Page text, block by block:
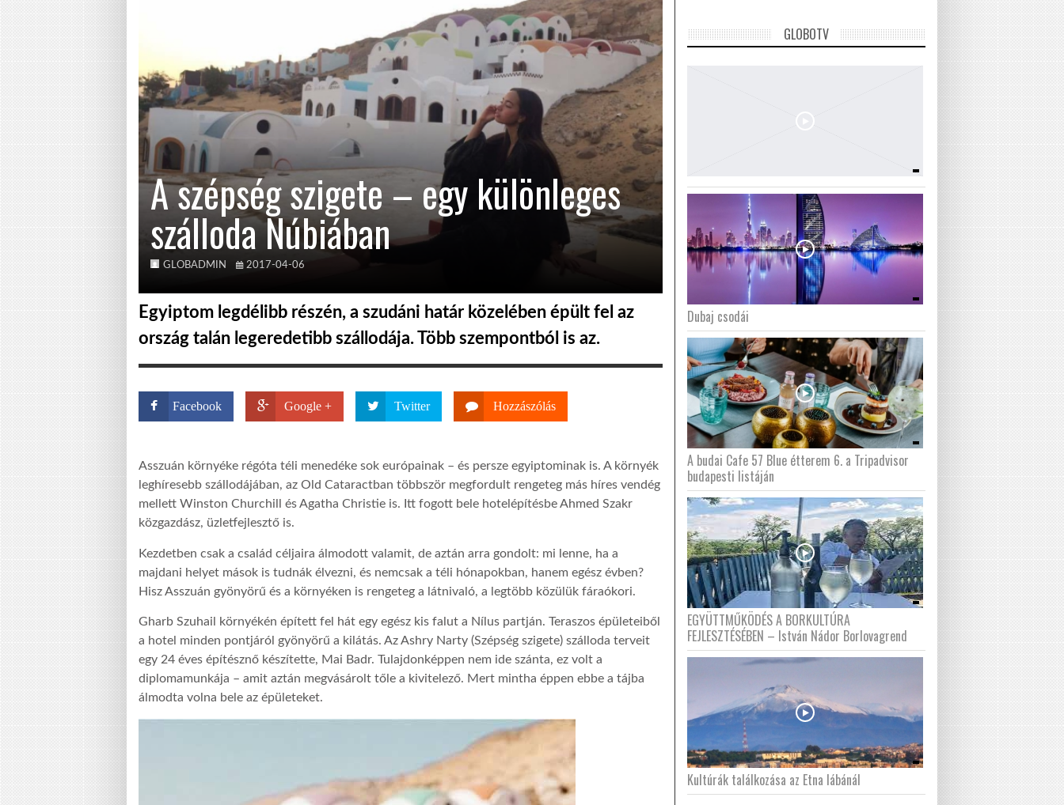
A szépség szigete – egy különleges
szálloda Núbiában
GLOBADMIN 2017-04-06
Egyiptom legdélibb részén, a szudáni határ közelében épült fel az
ország talán legeredetibb szállodája. Több szempontból is az.
Facebook Google + Twitter Hozzászólás
Asszuán környéke régóta téli menedéke sok európainak – és persze egyiptominak is. A környék
leghíresebb szállodájában, az Old Cataractban többször megfordult rengeteg más híres vendég
mellett Winston Churchill és Agatha Christie is. Itt fogott bele hotelépítésbe Ahmed Szakr
közgazdász, üzletfejlesztő is.
Kezdetben csak a család céljaira álmodott valamit, de aztán arra gondolt: mi lenne, ha a
majdani helyet mások is tudnák élvezni, és nemcsak a téli hónapokban, hanem egész évben?
Hisz Asszuán gyönyörű és a környéken is rengeteg a látnivaló, a legtöbb közülük fáraókori.
Gharb Szuhail környékén épített fel hát egy egész kis falut a Nílus partján. Teraszos épületeiből
a hotel minden pontjáról gyönyörű a kilátás. Az Ashry Narty (Szépség szigete) szálloda terveit
egy 24 éves építésznő készítette, Mai Badr. Tulajdonképpen nem ide szánta, ez volt a
diplomamunkája – amit aztán megvásárolt tőle a kivitelező. Mert mintha éppen ebbe a tájba
álmodta volna bele az épületeket.
GLOBOTV
Dubaj csodái
A budai Cafe 57 Blue étterem 6. a Tripadvisor
budapesti listáján
EGYÜTTMŰKÖDÉS A BORKULTÚRA
FEJLESZTÉSÉBEN – István Nádor Borlovagrend
Kultúrák találkozása az Etna lábánál